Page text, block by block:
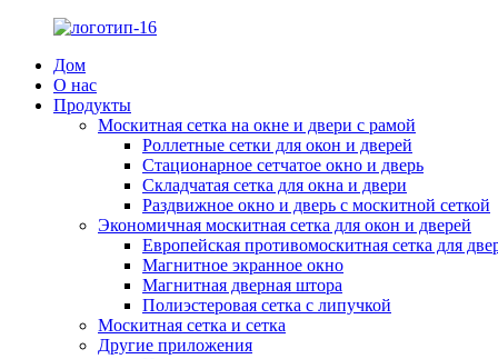
Дом
О нас
Продукты
Москитная сетка на окне и двери с рамой
Роллетные сетки для окон и дверей
Стационарное сетчатое окно и дверь
Складчатая сетка для окна и двери
Раздвижное окно и дверь с москитной сеткой
Экономичная москитная сетка для окон и дверей
Европейская противомоскитная сетка для
Магнитное экранное окно
Магнитная дверная штора
Полиэстеровая сетка с липучкой
Москитная сетка и сетка
Другие приложения